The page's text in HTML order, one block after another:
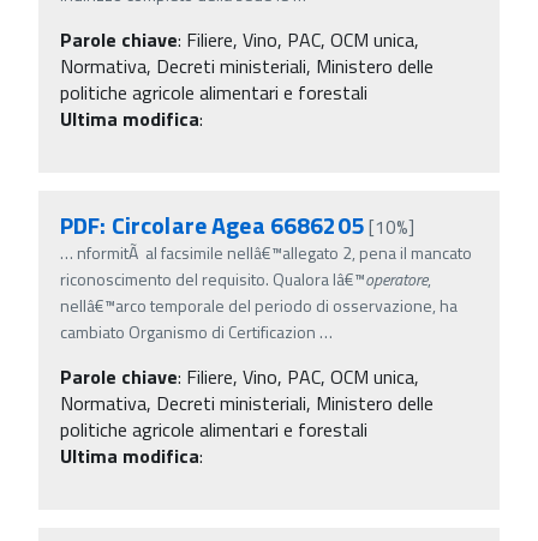
Parole chiave: Filiere, Vino, PAC, OCM unica,
Normativa, Decreti ministeriali, Ministero delle
politiche agricole alimentari e forestali
Ultima modifica:
PDF: Circolare Agea 6686205[10%]
… nformitÃ al facsimile nellâ€™allegato 2, pena il mancato
riconoscimento del requisito. Qualora lâ€™operatore,
nellâ€™arco temporale del periodo di osservazione, ha
cambiato Organismo di Certificazion …
Parole chiave: Filiere, Vino, PAC, OCM unica,
Normativa, Decreti ministeriali, Ministero delle
politiche agricole alimentari e forestali
Ultima modifica: